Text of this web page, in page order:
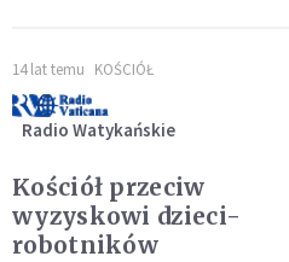
14 lat temu KOŚCIÓŁ
Radio Watykańskie
Kościół przeciw
wyzyskowi dzieci-
robotników